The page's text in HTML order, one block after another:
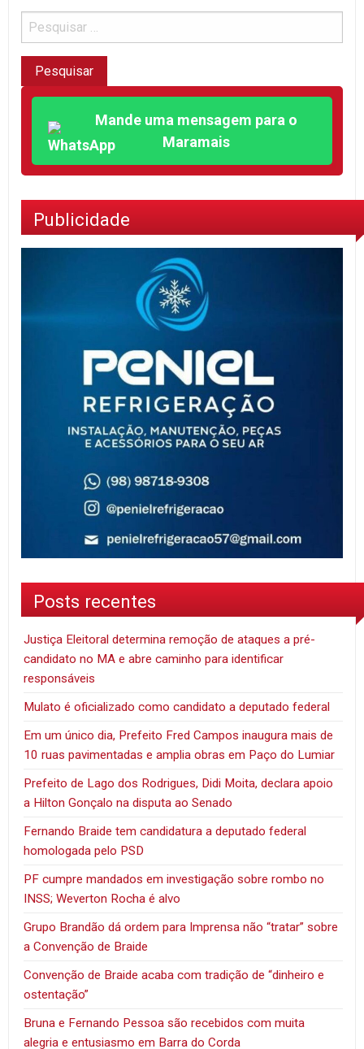
Mande uma mensagem para o
Maramais
Publicidade
Posts recentes
Justiça Eleitoral determina remoção de ataques a pré-
candidato no MA e abre caminho para identificar
responsáveis
Mulato é oficializado como candidato a deputado federal
Em um único dia, Prefeito Fred Campos inaugura mais de
10 ruas pavimentadas e amplia obras em Paço do Lumiar
Prefeito de Lago dos Rodrigues, Didi Moita, declara apoio
a Hilton Gonçalo na disputa ao Senado
Fernando Braide tem candidatura a deputado federal
homologada pelo PSD
PF cumpre mandados em investigação sobre rombo no
INSS; Weverton Rocha é alvo
Grupo Brandão dá ordem para Imprensa não “tratar” sobre
a Convenção de Braide
Convenção de Braide acaba com tradição de “dinheiro e
ostentação”
Bruna e Fernando Pessoa são recebidos com muita
alegria e entusiasmo em Barra do Corda